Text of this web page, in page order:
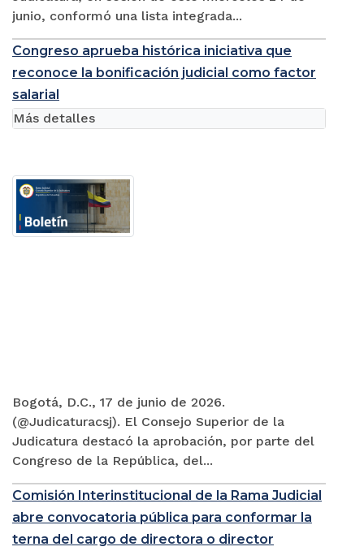
junio, conformó una lista integrada...
Congreso aprueba histórica iniciativa que
reconoce la bonificación judicial como factor
salarial
Bogotá, D.C., 17 de junio de 2026.
(@Judicaturacsj). El Consejo Superior de la
Judicatura destacó la aprobación, por parte del
Congreso de la República, del...
Más detalles
Comisión Interinstitucional de la Rama Judicial
abre convocatoria pública para conformar la
terna del cargo de directora o director